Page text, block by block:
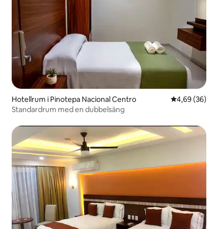
Hotellrum i Pinotepa Nacional Centro 4,69 av 5 i
4,69 (36)
Standardrum med en dubbelsäng